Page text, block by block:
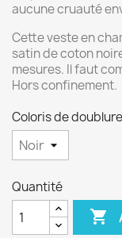
aucune cruauté
Cette veste en
satin de coton
mesures. Il faut
Hors confinement.
Coloris de
Quantité
